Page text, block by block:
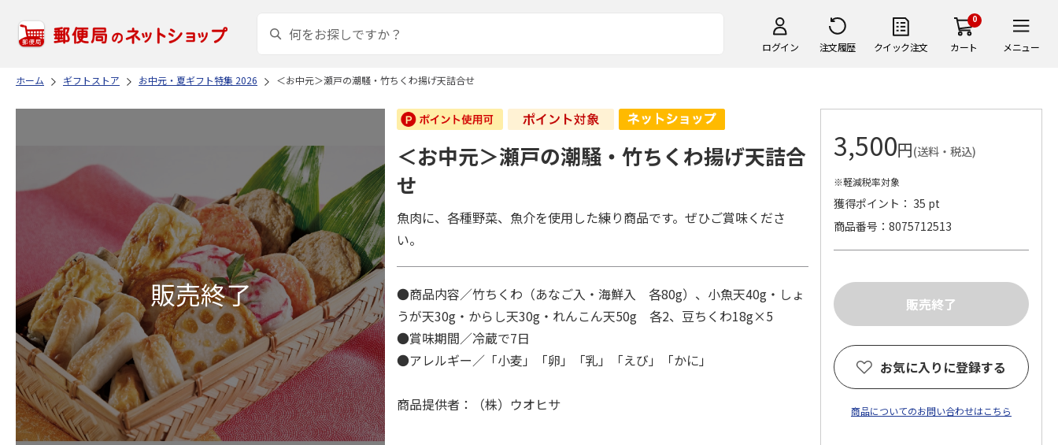
ログイン 注文履歴 クイック注文
0
カート メニュー
ホーム ギフトストア お中元・夏ギフト特集 2026 ＜お中元＞瀬戸の潮騒・竹ちくわ揚げ天詰合せ
＜お中元＞瀬戸の潮騒・竹ちくわ揚げ天詰合
せ
魚肉に、各種野菜、魚介を使用した練り商品です。ぜひご賞味くださ
い。
●商品内容／竹ちくわ（あなご入・海鮮入 各80g）、小魚天40g・しょ
うが天30g・からし天30g・れんこん天50g 各2、豆ちくわ18g×5
●賞味期間／冷蔵で7日
●アレルギー／「小麦」「卵」「乳」「えび」「かに」
商品提供者：（株）ウオヒサ
3,500円(送料・税込)
※軽減税率対象
獲得ポイント： 35 pt
商品番号
8075712513
お気に入りに登録する
商品についてのお問い合わせはこちら